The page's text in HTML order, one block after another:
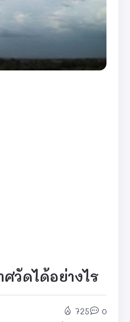
วัดได้อย่างไร
725 0